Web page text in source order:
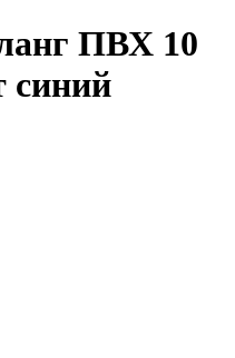
ПВХ 10
синий